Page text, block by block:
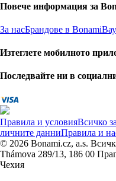
Повече информация за
За насБрандове в Bonami
Изтеглете мобилното
Последвайте ни в
Правила и условияВсичко
личните данниПравила и
© 2026 Bonami.cz, a.s.
Thámova 289/13, 186 00
Чехия